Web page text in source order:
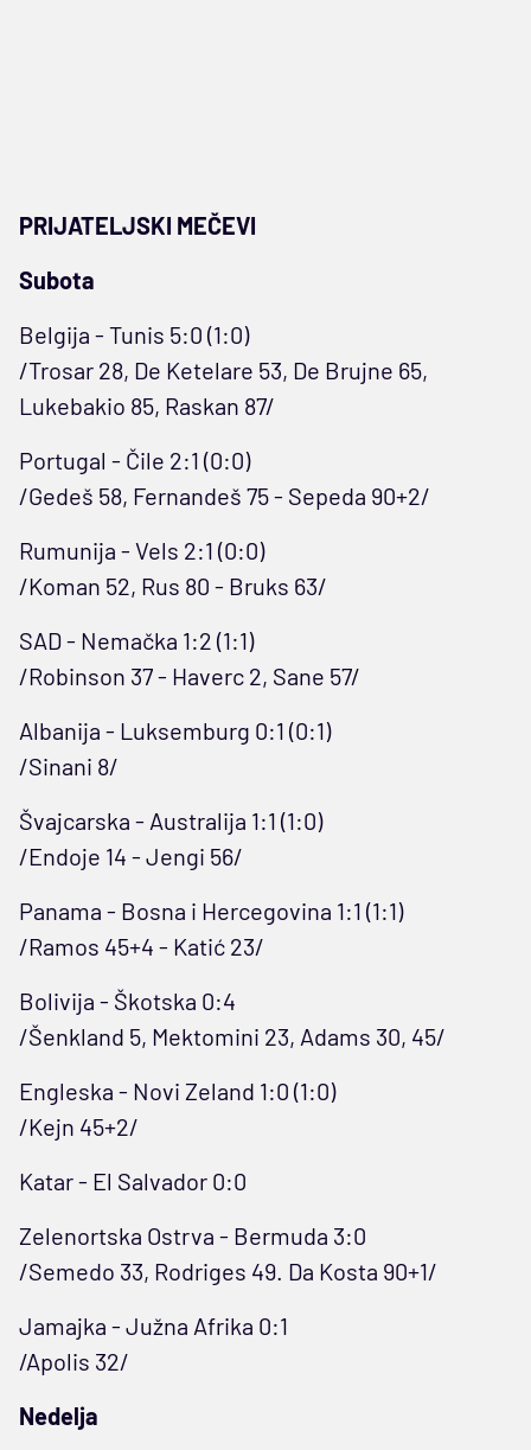
PRIJATELJSKI MEČEVI
Subota
Belgija - Tunis 5:0 (1:0)
/Trosar 28, De Ketelare 53, De Brujne 65,
Lukebakio 85, Raskan 87/
Portugal - Čile 2:1 (0:0)
/Gedeš 58, Fernandeš 75 - Sepeda 90+2/
Rumunija - Vels 2:1 (0:0)
/Koman 52, Rus 80 - Bruks 63/
SAD - Nemačka 1:2 (1:1)
/Robinson 37 - Haverc 2, Sane 57/
Albanija - Luksemburg 0:1 (0:1)
/Sinani 8/
Švajcarska - Australija 1:1 (1:0)
/Endoje 14 - Jengi 56/
Panama - Bosna i Hercegovina 1:1 (1:1)
/Ramos 45+4 - Katić 23/
Bolivija - Škotska 0:4
/Šenkland 5, Mektomini 23, Adams 30, 45/
Engleska - Novi Zeland 1:0 (1:0)
/Kejn 45+2/
Katar - El Salvador 0:0
Zelenortska Ostrva - Bermuda 3:0
/Semedo 33, Rodriges 49. Da Kosta 90+1/
Jamajka - Južna Afrika 0:1
/Apolis 32/
Nedelja